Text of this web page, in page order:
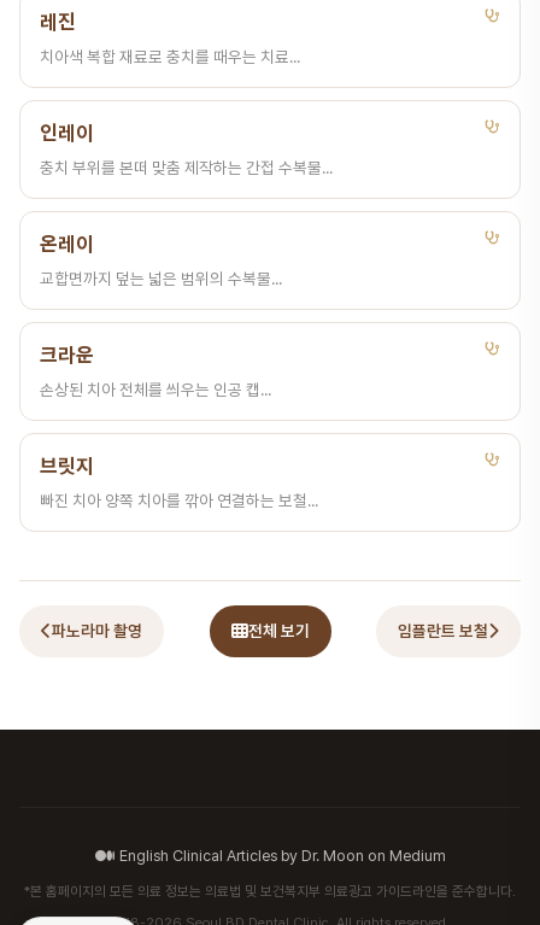
레진
치아색 복합 재료로 충치를 때우는 치료...
인레이
충치 부위를 본떠 맞춤 제작하는 간접 수복물...
온레이
교합면까지 덮는 넓은 범위의 수복물...
크라운
손상된 치아 전체를 씌우는 인공 캡...
브릿지
빠진 치아 양쪽 치아를 깎아 연결하는 보철...
파노라마 촬영 전체 보기 임플란트 보철
English Clinical Articles by Dr. Moon on Medium
*본 홈페이지의 모든 의료 정보는 의료법 및 보건복지부 의료광고 가이드라인을 준수합니다.